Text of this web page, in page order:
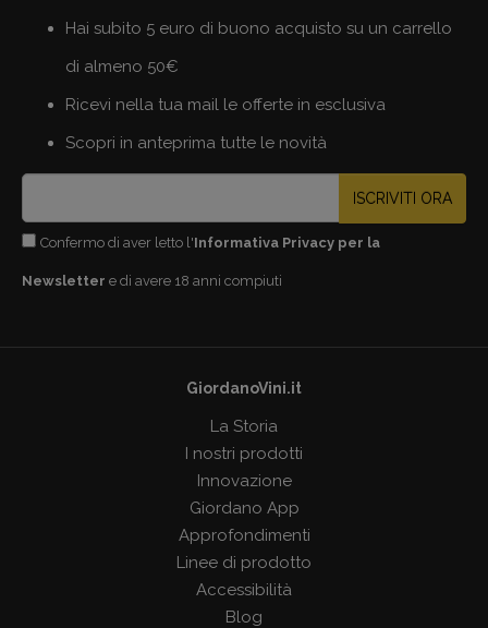
Hai subito 5 euro di buono acquisto su un carrello
di almeno 50€
Ricevi nella tua mail le offerte in esclusiva
Scopri in anteprima tutte le novità
ISCRIVITI ORA
Confermo di aver letto l'Informativa Privacy per la
Newsletter e di avere 18 anni compiuti
GiordanoVini.it
La Storia
I nostri prodotti
Innovazione
Giordano App
Approfondimenti
Linee di prodotto
Accessibilità
Blog